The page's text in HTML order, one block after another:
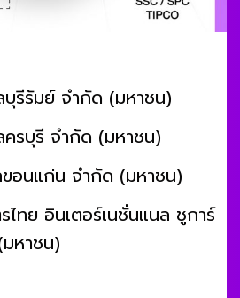
รีรัมย์ จำกัด (มหาชน)
รบุรี จำกัด (มหาชน)
อนแก่น จำกัด (มหาชน)
ไทย อินเตอร์เนชั่นแนล ชูการ์
หาชน)